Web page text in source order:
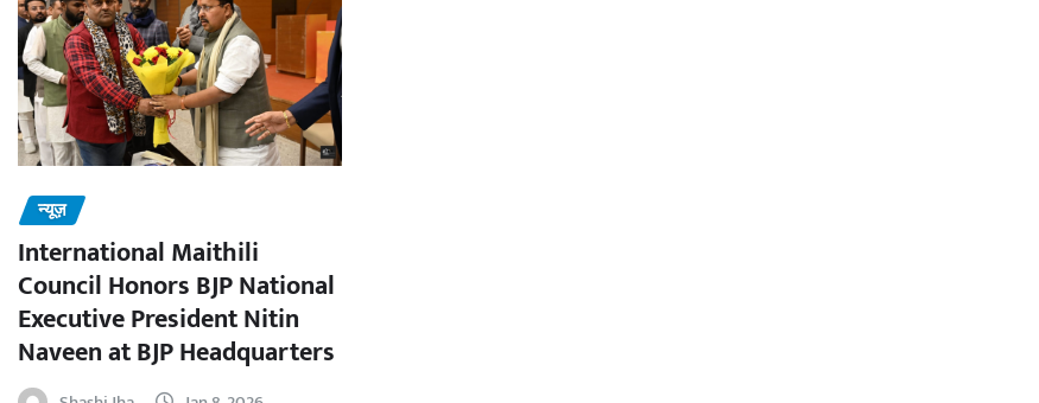
न्यूज़
International Maithili
Council Honors BJP National
Executive President Nitin
Naveen at BJP Headquarters